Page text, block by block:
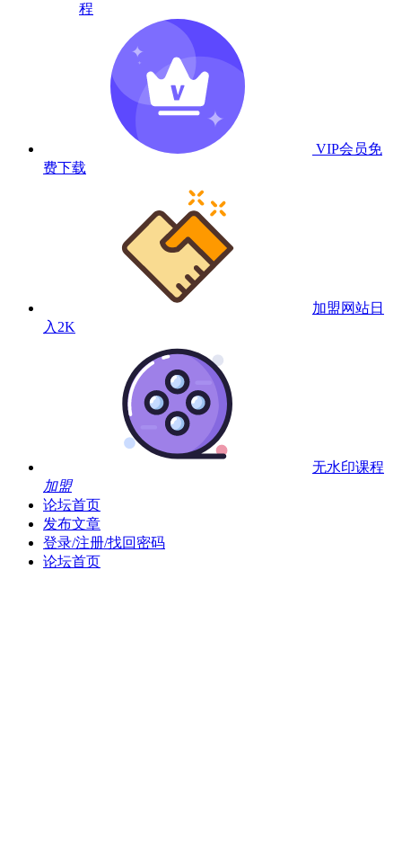
程
VIP会员免
费下载
加盟网站日
入2K
无水印课程
加盟
论坛首页
发布文章
登录/注册/找回密码
论坛首页